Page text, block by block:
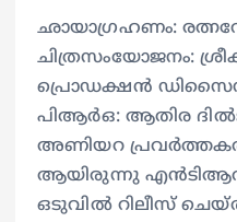
ഛായാഗ്രഹണം:
ചിത്രസംയോജനം:
പ്രൊഡക്ഷൻ
പിആർഒ: ആതിര
അണിയറ
ആയിരുന്നു
ഒടുവില്‍ റിലീസ്